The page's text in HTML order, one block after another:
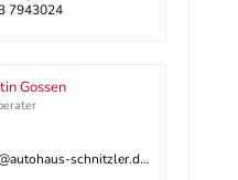
7943024
Gossen
audi-gw@autohaus-schnitzler.dealerdesk.de